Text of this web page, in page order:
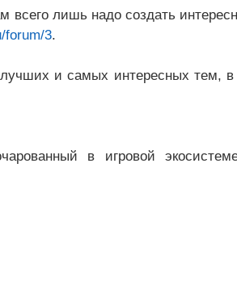
всего лишь надо создать
forum/3.
и самых интересных тем,
в игровой